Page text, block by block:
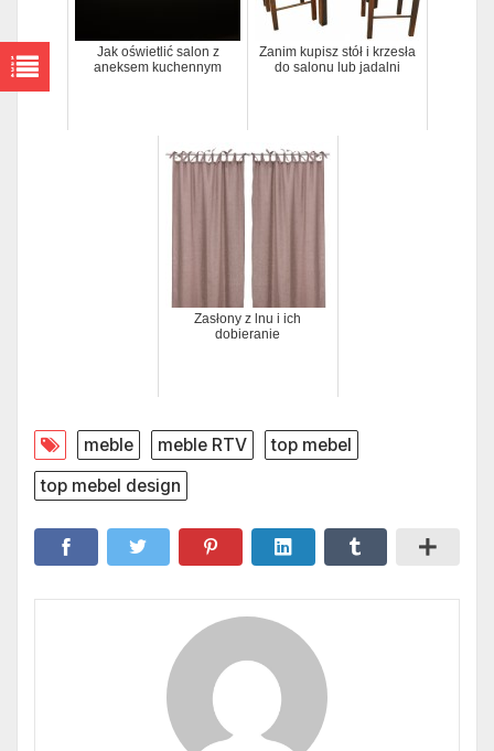
Jak oświetlić salon z
aneksem kuchennym
Zanim kupisz stół i krzesła
do salonu lub jadalni
Zasłony z lnu i ich
dobieranie
meble meble RTV
top mebel
top mebel design